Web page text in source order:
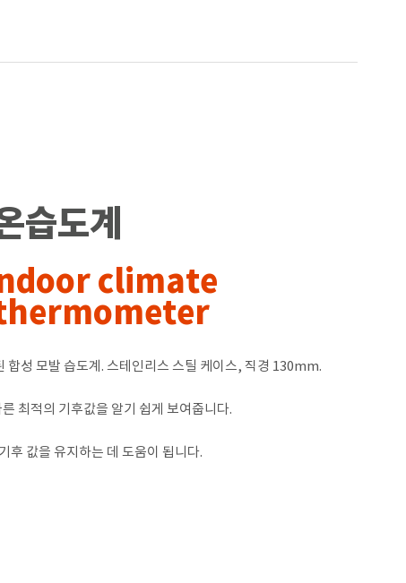
습도계
climate
합성 모발 습도계. 스테인리스 스틸 케이스, 직경 130mm.
최적의 기후값을 알기 쉽게 보여줍니다.
후 값을 유지하는 데 도움이 됩니다.